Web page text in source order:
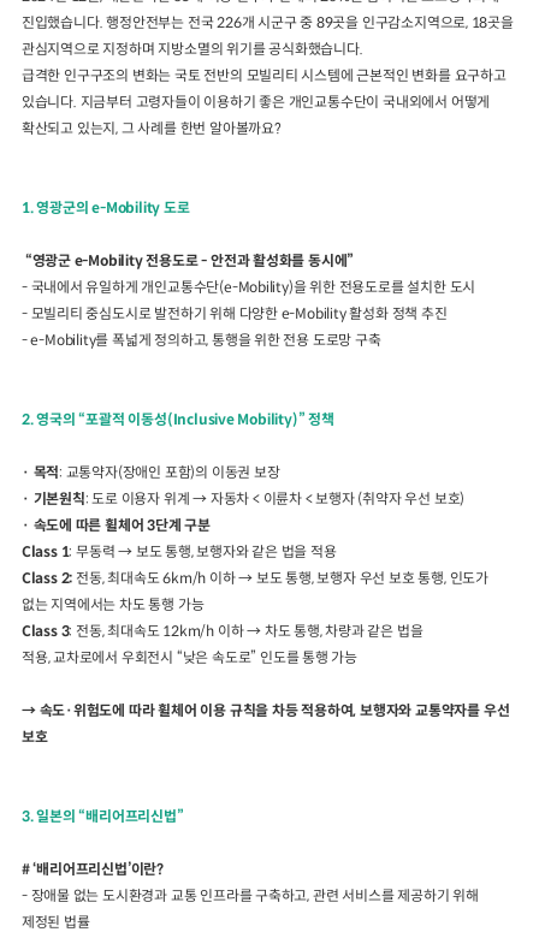
진입했습니다. 행정안전부는 전국 226개 시군구 중 89곳을 인구감소지역으로, 18곳을
관심지역으로 지정하며 지방소멸의 위기를 공식화했습니다.
급격한 인구구조의 변화는 국토 전반의 모빌리티 시스템에 근본적인 변화를 요구하고
있습니다. 지금부터 고령자들이 이용하기 좋은 개인교통수단이 국내외에서 어떻게
확산되고 있는지, 그 사례를 한번 알아볼까요?
1.영광군의e-Mobility 도로
“영광군 e-Mobility전용도로- 안전과 활성화를 동시에 ”
- 국내에서 유일하게 개인교통수단(e-Mobility)을 위한 전용도로를 설치한 도시
- 모빌리티 중심도시로 발전하기 위해 다양한 e-Mobility활성화 정책 추진
- e-Mobility를 폭넓게 정의하고, 통행을 위한 전용 도로망 구축
2.영국의“포괄적 이동성(Inclusive Mobility)”정책
· 목적: 교통약자(장애인 포함)의 이동권 보장
· 기본원칙: 도로 이용자 위계→ 자동차 < 이륜차 < 보행자 (취약자 우선 보호)
· 속도에 따른 휠체어3단계 구분
Class 1:무동력→ 보도 통행, 보행자와 같은 법을 적용
Class 2: 전동,최대속도6km/h 이하→ 보도 통행, 보행자 우선 보호 통행, 인도가
없는 지역에서는 차도 통행 가능
Class 3: 전동,최대속도 12km/h 이하→ 차도 통행,차량과 같은 법을
적용,교차로에서 우회전시 “낮은 속도로” 인도를 통행 가능
→ 속도·위험도에 따라 휠체어 이용 규칙을 차등 적용하여,보행자와 교통약자를 우선
보호
3.일본의“배리어프리신법”
# ‘배리어프리신법’이란?
- 장애물 없는 도시환경과 교통 인프라를 구축하고, 관련 서비스를 제공하기 위해
제정된 법률